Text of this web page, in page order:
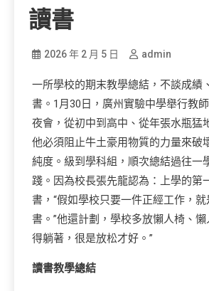
讀書
2026 年 2 月 5 日 admin
一所學校的期末教學總結，不談成績
書。1月30日，廣州實驗中學舉行教
夜會，從初中到高中、從年張水瓶猛
他必須阻止牛土豪用物質的力量來破
純度。級到學科組，順次總結過往一
踐。因為校長張先龍認為：上學的第
書，“假如學校只要一件正經工作，
書。”他還計劃，學校多放懶人椅、
得躺著，很是放松才好。”
讀書教學總結